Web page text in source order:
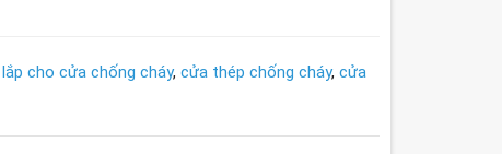
cho cửa chống cháy, cửa thép chống cháy, cửa